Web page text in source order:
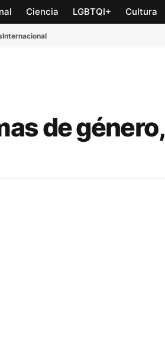
Ciencia LGBTQI+ Cultura
Internacional
de género,